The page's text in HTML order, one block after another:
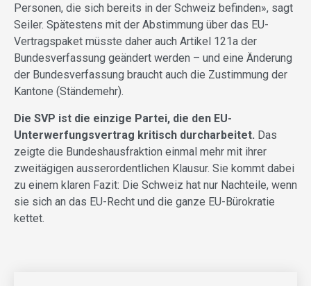
Personen, die sich bereits in der Schweiz befinden», sagt
Seiler. Spätestens mit der Abstimmung über das EU-
Vertragspaket müsste daher auch Artikel 121a der
Bundesverfassung geändert werden – und eine Änderung
der Bundesverfassung braucht auch die Zustimmung der
Kantone (Ständemehr).
Die SVP ist die einzige Partei, die den EU-
Unterwerfungsvertrag kritisch durcharbeitet. Das
zeigte die Bundeshausfraktion einmal mehr mit ihrer
zweitägigen ausserordentlichen Klausur. Sie kommt dabei
zu einem klaren Fazit: Die Schweiz hat nur Nachteile, wenn
sie sich an das EU-Recht und die ganze EU-Bürokratie
kettet.